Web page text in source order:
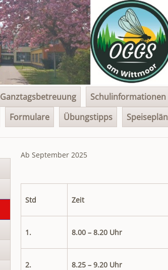
Ganztagsbetreuung Schulinformationen
Formulare Übungstipps
Ab September 2025
Std Zeit
1. 8.00 – 8.20 Uhr
2. 8.25 – 9.20 Uhr